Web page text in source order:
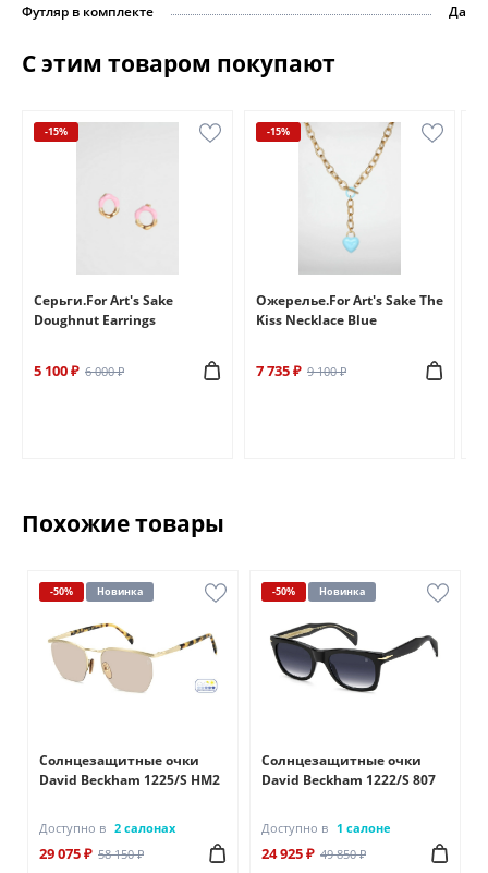
Футляр в комплекте
Да
С этим товаром покупают
-15%
Серьги.For Art's Sake
Doughnut Earrings
5 100 ₽ 6 000 ₽
-15%
Ожерелье.For Art's Sake The
Kiss Necklace Blue
7 735 ₽ 9 100 ₽
Похожие товары
-50% Новинка
Солнцезащитные очки
David Beckham 1225/S HM2
Доступно в 2 салонах
29 075 ₽ 58 150 ₽
-50% Новинка
Солнцезащитные очки
David Beckham 1222/S 807
Доступно в 1 салоне
24 925 ₽ 49 850 ₽